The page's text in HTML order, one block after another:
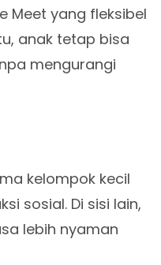
Meet yang fleksibel
anak tetap bisa
mengurangi
kelompok kecil
sosial. Di sisi lain,
lebih nyaman